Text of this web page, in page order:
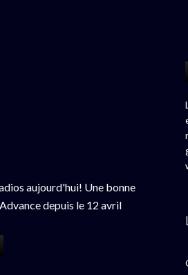
aujourd'hui! Une bonne
depuis le 12 avril